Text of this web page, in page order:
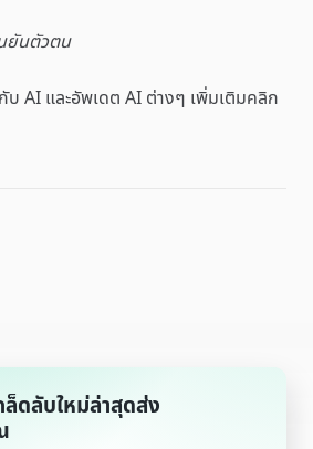
ยันตัวตน
บ AI และอัพเดต AI ต่างๆ เพิ่มเติมคลิก
ล็ดลับใหม่ล่าสุดส่ง